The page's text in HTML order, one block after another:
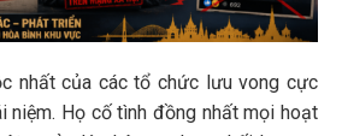
nhất của các tổ chức lưu vong cực
niệm. Họ cố tình đồng nhất mọi hoạt